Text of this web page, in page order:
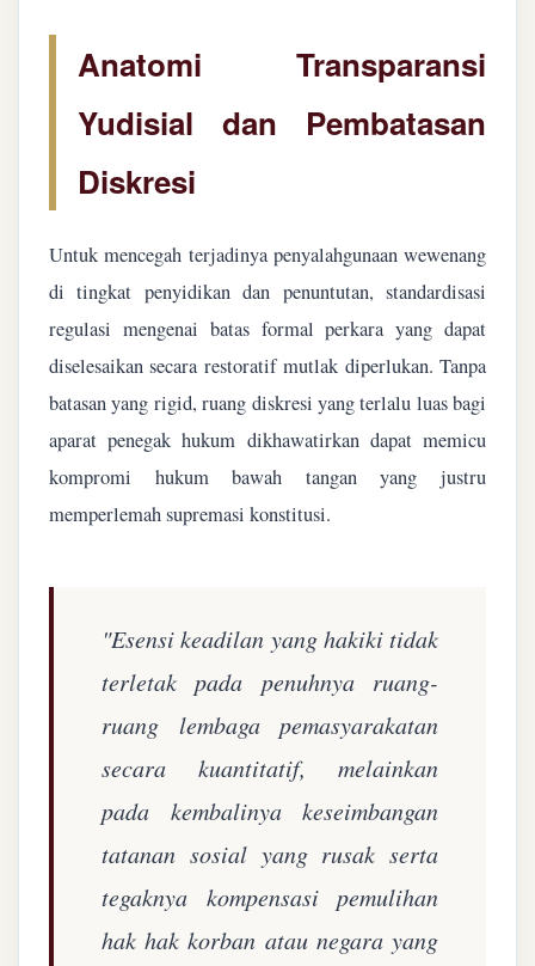
Anatomi Transparansi
Yudisial dan Pembatasan
Diskresi
Untuk mencegah terjadinya penyalahgunaan wewenang
di tingkat penyidikan dan penuntutan, standardisasi
regulasi mengenai batas formal perkara yang dapat
diselesaikan secara restoratif mutlak diperlukan. Tanpa
batasan yang rigid, ruang diskresi yang terlalu luas bagi
aparat penegak hukum dikhawatirkan dapat memicu
kompromi hukum bawah tangan yang justru
memperlemah supremasi konstitusi.
"Esensi keadilan yang hakiki tidak
terletak pada penuhnya ruang-
ruang lembaga pemasyarakatan
secara kuantitatif, melainkan
pada kembalinya keseimbangan
tatanan sosial yang rusak serta
tegaknya kompensasi pemulihan
hak hak korban atau negara yang